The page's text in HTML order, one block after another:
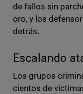
de fallos sin
oro, y los
detrás.
Escalando
Los grupos
cientos de